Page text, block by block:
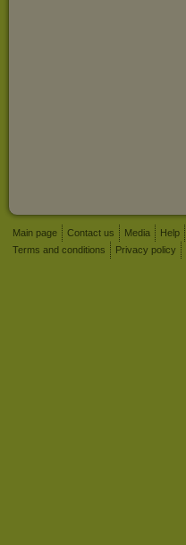
Main page Contact us Media Help
Terms and conditions
Privacy policy